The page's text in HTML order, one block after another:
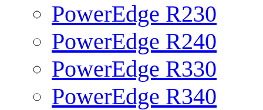
PowerEdge R230
PowerEdge R240
PowerEdge R330
PowerEdge R340